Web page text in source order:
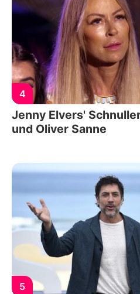
4
Jenny Elvers'
und Oliver Sanne
5